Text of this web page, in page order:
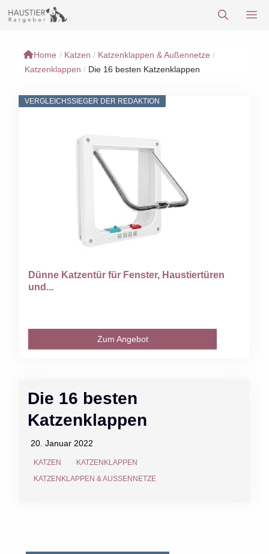
Inhalt
Home / Katzen / Katzenklappen & Außennetze /
Katzenklappen / Die 16 besten Katzenklappen
Die 16 besten
Katzenklappen
20. Januar 2022
KATZEN
KATZENKLAPPEN
KATZENKLAPPEN & AUSSENNETZE
VERGLEICHSSIEGER DER REDAKTION
Dünne Katzentür für Fenster, Haustiertüren
und...
Zum Angebot